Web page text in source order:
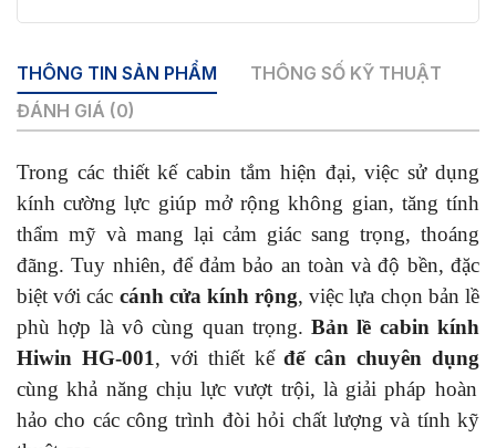
THÔNG TIN SẢN PHẨM
THÔNG SỐ KỸ THUẬT
ĐÁNH GIÁ (0)
Trong các thiết kế cabin tắm hiện đại, việc sử dụng
kính cường lực giúp mở rộng không gian, tăng tính
thẩm mỹ và mang lại cảm giác sang trọng, thoáng
đãng. Tuy nhiên, để đảm bảo an toàn và độ bền, đặc
biệt với các cánh cửa kính rộng, việc lựa chọn bản lề
phù hợp là vô cùng quan trọng.Bản lề cabin kính
Hiwin HG-001, với thiết kếđế cân chuyên dụng
cùng khả năng chịu lực vượt trội, là giải pháp hoàn
hảo cho các công trình đòi hỏi chất lượng và tính kỹ